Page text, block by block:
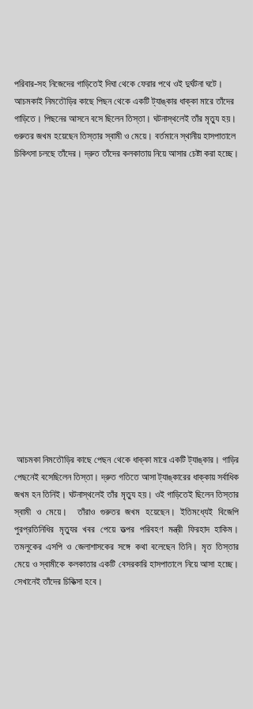
পরিবার-সহ নিজেদের গাড়িতেই দিঘা থেকে ফেরার পথে ওই দুর্ঘটনা ঘটে।
আচমকাই নিমতৌড়ির কাছে পিছন থেকে একটি ট্যাঙ্কার ধাক্কা মারে তাঁদের
গাড়িতে। পিছনের আসনে বসে ছিলেন তিস্তা। ঘটনাস্থলেই তাঁর মৃত্যু হয়।
গুরুতর জখম হয়েছেন তিস্তার স্বামী ও মেয়ে। বর্তমানে স্থানীয় হাসপাতালে
চিকিৎসা চলছে তাঁদের। দ্রুত তাঁদের কলকাতায় নিয়ে আসার চেষ্টা করা হচ্ছে।
আচমকা নিমতৌড়ির কাছে পেছন থেকে ধাক্কা মারে একটি ট্যাঙ্কার। গাড়ির
পেছনেই বসেছিলেন তিস্তা। দ্রুত গতিতে আসা ট্যাঙ্কারের ধাক্কায় সর্বাধিক
জখম হন তিনিই। ঘটনাস্থলেই তাঁর মৃত্যু হয়। ওই গাড়িতেই ছিলেন তিস্তার
স্বামী ও মেয়ে।  তাঁরাও গুরুতর জখম হয়েছেন। ইতিমধ্যেই বিজেপি
পুরপ্রতিনিধির মৃত্যুর খবর পেয়ে তত্‍পর পরিবহণ মন্ত্রী ফিরহাদ হাকিম।
তমলুকের এসপি ও জেলাশাসকের সঙ্গে কথা বলেছেন তিনি। মৃত তিস্তার
মেয়ে ও স্বামীকে কলকাতার একটি বেসরকারি হাসপাতালে নিয়ে আসা হচ্ছে।
সেখানেই তাঁদের চিকিত্‍সা হবে।